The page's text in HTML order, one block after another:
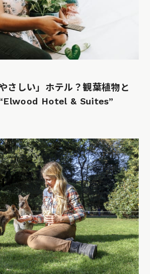
さしい」ホテル？観葉植物と
Hotel & Suites”